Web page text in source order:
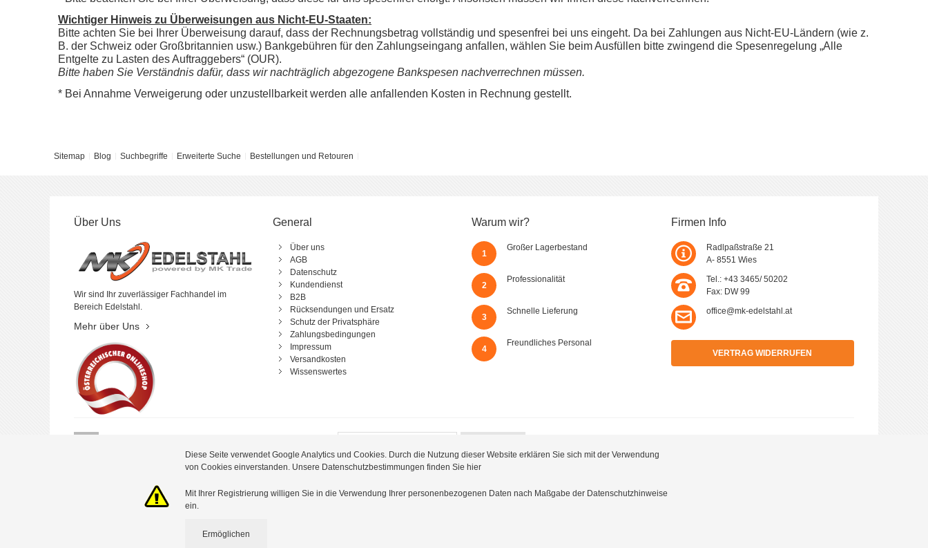
Wichtiger Hinweis zu Überweisungen aus Nicht-EU-Staaten:
Bitte achten Sie bei Ihrer Überweisung darauf, dass der Rechnungsbetrag vollständig und spesenfrei bei uns eingeht. Da bei Zahlungen aus Nicht-EU-Ländern (wie z.
B. der Schweiz oder Großbritannien usw.) Bankgebühren für den Zahlungseingang anfallen, wählen Sie beim Ausfüllen bitte zwingend die Spesenregelung „Alle
Entgelte zu Lasten des Auftraggebers“ (OUR).
Bitte haben Sie Verständnis dafür, dass wir nachträglich abgezogene Bankspesen nachverrechnen müssen.
* Bei Annahme Verweigerung oder unzustellbarkeit werden alle anfallenden Kosten in Rechnung gestellt.
Sitemap Blog Suchbegriffe Erweiterte Suche Bestellungen und Retouren
Über Uns
Wir sind Ihr zuverlässiger Fachhandel im
Bereich Edelstahl.
Mehr über Uns
General
Über uns
AGB
Datenschutz
Kundendienst
B2B
Rücksendungen und Ersatz
Schutz der Privatsphäre
Zahlungsbedingungen
Impressum
Versandkosten
Wissenswertes
Warum wir?
1
Großer Lagerbestand
2
Professionalität
3
Schnelle Lieferung
4
Freundliches Personal
Firmen Info
Radlpaßstraße 21
A- 8551 Wies
Tel.: +43 3465/ 50202
Fax: DW 99
office@mk-edelstahl.at
VERTRAG WIDERRUFEN
personenbezogenen Daten nach Maßgabe der
Diese Seite verwendet Google Analytics und Cookies. Durch die Nutzung dieser Website erklären Sie sich mit der Verwendung
von Cookies einverstanden. Unsere Datenschutzbestimmungen finden Sie hier
Mit Ihrer Registrierung willigen Sie in die Verwendung Ihrer personenbezogenen Daten nach Maßgabe der Datenschutzhinweise
ein.
Ermöglichen